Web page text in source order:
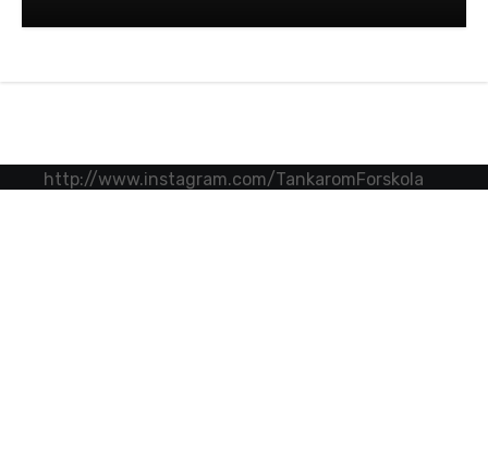
http://www.instagram.com/TankaromForskola